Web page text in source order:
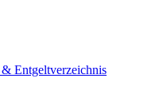
Entgeltverzeichnis